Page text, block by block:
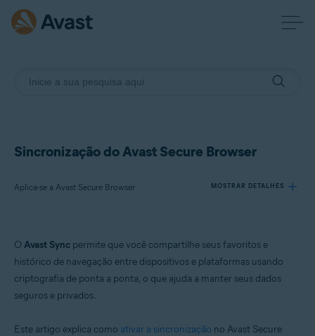
Sincronização do Avast Secure Browser
Aplica-se a Avast Secure Browser MOSTRAR DETALHES
Produtos:
Avast Secure Browser
O Avast Sync permite que você compartilhe seus favoritos e
histórico de navegação entre dispositivos e plataformas usando
criptografia de ponta a ponta, o que ajuda a manter seus dados
seguros e privados.
Este artigo explica como ativar a sincronização no Avast Secure